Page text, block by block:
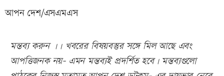
আপন দেশ/এসএমএস
মন্তব্য করুন ।। খবরের বিষয়বস্তুর সঙ্গে মিল আছে এবং
আপত্তিজনক নয়- এমন মন্তব্যই প্রদর্শিত হবে। মন্তব্যগুলো